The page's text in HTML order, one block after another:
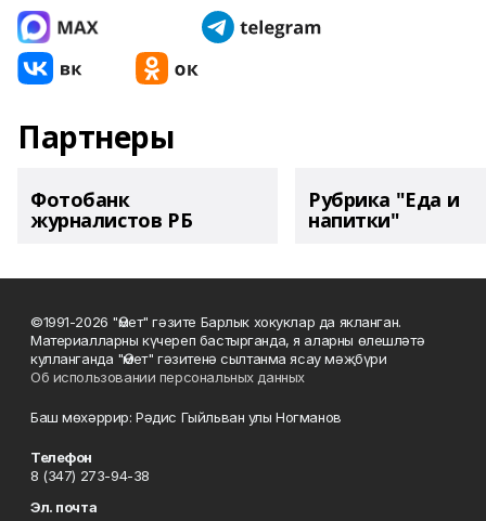
Партнеры
Фотобанк
журналистов РБ
Рубрика "Еда и
напитки"
©1991-2026 "Өмет" гәзите Барлык хокуклар да якланган.
Материалларны күчереп бастырганда, я аларны өлешләтә
кулланганда "Өмет" гәзитенә сылтанма ясау мәҗбүри
Об использовании персональных данных
Баш мөхәррир: Рәдис Гыйльван улы Ногманов
Телефон
8 (347) 273-94-38
Эл. почта